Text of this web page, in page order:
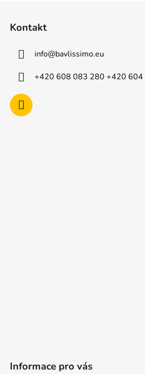
Kontakt
info@bavlissimo.eu
+420 608 083 280 +420
Informace pro vás